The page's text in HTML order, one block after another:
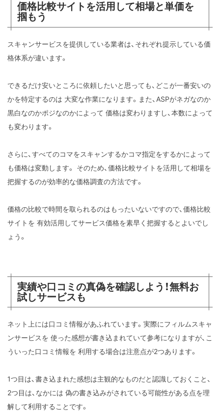
価格比較サイトを活用して相場と単価を
掴もう
スキャンサービスを提供している業者は、それぞれ提示している価
格体系が違います。
できるだけ安いところに依頼したいと思っても、どこが一番安いの
かを特定するのは 大変な作業になります。また、ASPがネガなのか
黒白なのかポジなのかによって 価格は変わりますし、本数によって
も変わります。
さらに、すべてのコマをスキャンするかコマ指定をするかによって
も価格は変動します。
そのため、価格比較サイトを活用して相場を
把握するのが効率的な価格調査の方法です。
価格の比較で時間を取られるのはもったいないですので、価格比較
サイトを 有効活用してサービス価格を素早く把握するとよいでし
ょう。
実績や口コミの真偽を確認しよう！無料お
試しサービスも
ネット上には口コミ情報があふれています。実際にフィルムスキャ
ンサービスを 使った感想が書き込まれていて参考になりますが、こ
ういった口コミ情報を 利用する場合は注意点が2つあります。
1つ目は、書き込まれた感想は主観的なものだと認識しておくこと、
2つ目は、なかには 偽の書き込みがされている可能性がある点を理
解して利用することです。